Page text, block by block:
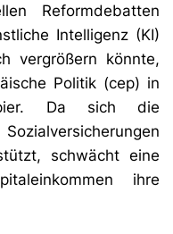
Reformdebatten
Intelligenz (KI)
vergrößern könnte,
Politik (cep) in
Da sich die
schwächt eine
ihre